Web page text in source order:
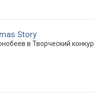
Story
в Творческий